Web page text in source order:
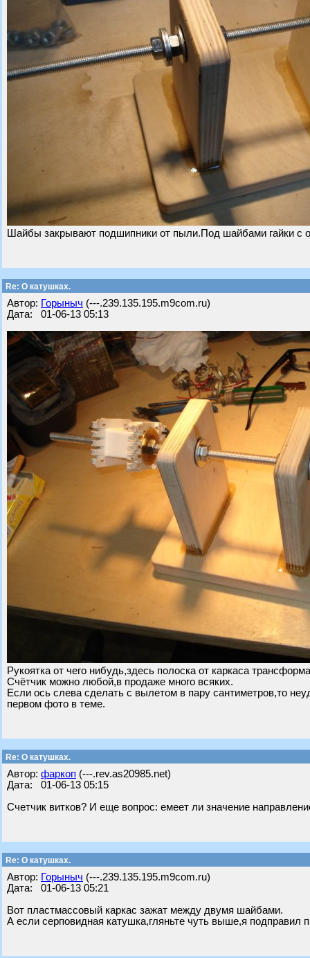
Шайбы закрывают подшипники от пыли.Под шайбами гайки с
Re: О катушках.
Автор: Горыныч (---.239.135.195.m9com.ru)
Дата: 01-06-13 05:13
Рукоятка от чего нибудь,здесь полоска от каркаса
Счётчик можно любой,в продаже много всяких.
Если ось слева сделать с вылетом в пару сантиметров,то
первом фото в теме.
Re: О катушках.
Автор: фаркоп (---.rev.as20985.net)
Дата: 01-06-13 05:15
Счетчик витков? И еще вопрос: емеет ли значение
Re: О катушках.
Автор: Горыныч (---.239.135.195.m9com.ru)
Дата: 01-06-13 05:21
Вот пластмассовый каркас зажат между двумя шайбами.
А если серповидная катушка,гляньте чуть выше,я подправил